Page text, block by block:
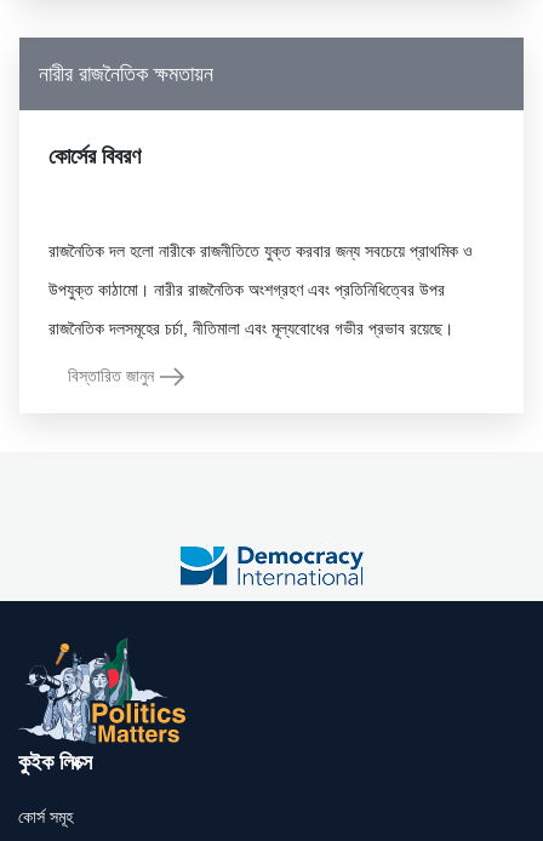
নারীর রাজনৈতিক ক্ষমতায়ন
কোর্সের বিবরণ
রাজনৈতিক দল হলো নারীকে রাজনীতিতে যুক্ত করবার জন্য সবচেয়ে প্রাথমিক ও
উপযুক্ত কাঠামো। নারীর রাজনৈতিক অংশগ্রহণ এবং প্রতিনিধিত্বের উপর
বিস্তারিত জানুন
কুইক লিংক্স
কোর্স সমূহ